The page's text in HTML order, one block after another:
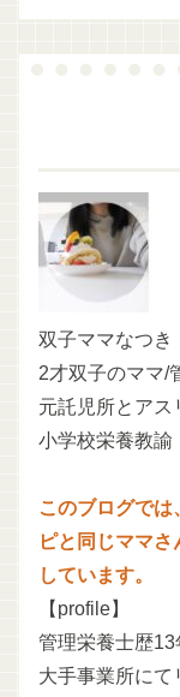
双子ママなつき
2才双子のママ/
元託児所とアス
小学校栄養教諭
このブログで
ピと同じママ
しています。
【profile】
管理栄養士歴13
大手事業所にて